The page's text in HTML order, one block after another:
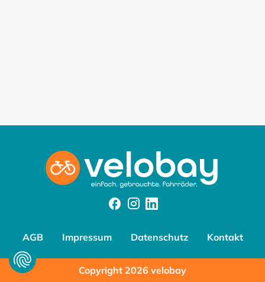
FacebookInstagram
AGB Impressum Datenschutz Kontakt
Copyright 2026 velobay